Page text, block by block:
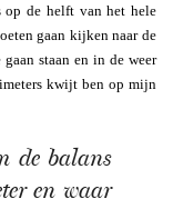
op de helft van het hele
gaan kijken naar de
staan en in de weer
kwijt ben op mijn
de balans
en waar